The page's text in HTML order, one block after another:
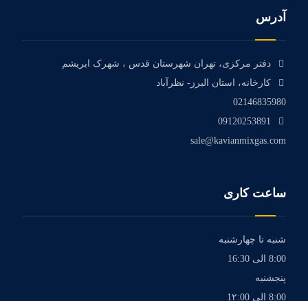
آدرس
دفتر مرکزی، تهران شهرستان قدس ، شهرک ابریشم
کارخانه، استان البرز- نظرآباد
02146835980
09120253891
sale@kavianmixgas.com
ساعت کاری
شنبه تا چهارشنبه
8:00 الی 16:30
پنجشنبه
8:00 الی 1۲:00